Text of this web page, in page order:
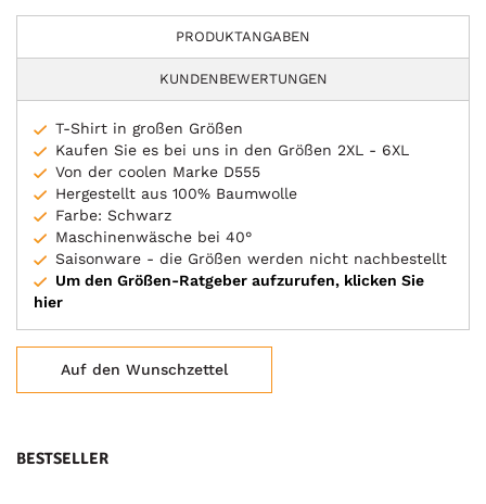
PRODUKTANGABEN
KUNDENBEWERTUNGEN
T-Shirt in großen Größen
Kaufen Sie es bei uns in den Größen 2XL - 6XL
Von der coolen Marke D555
Hergestellt aus 100% Baumwolle
Farbe: Schwarz
Maschinenwäsche bei 40°
Saisonware - die Größen werden nicht nachbestellt
Um den Größen-Ratgeber aufzurufen, klicken Sie
hier
Auf den Wunschzettel
BESTSELLER